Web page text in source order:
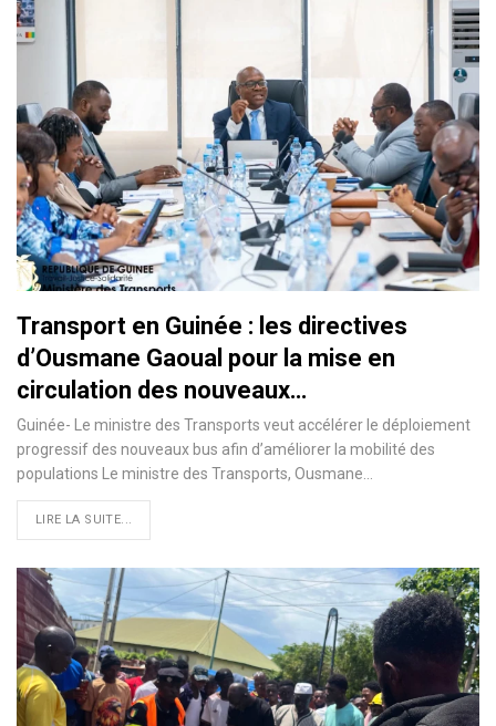
Transport en Guinée : les directives
d’Ousmane Gaoual pour la mise en
circulation des nouveaux…
Guinée- Le ministre des Transports veut accélérer le déploiement
progressif des nouveaux bus afin d’améliorer la mobilité des
populations Le ministre des Transports, Ousmane…
LIRE LA SUITE...